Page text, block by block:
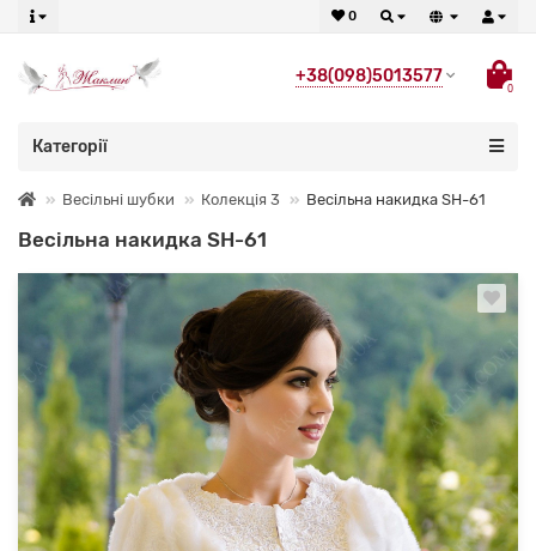
0
+38(098)5013577
0
Категорії
Весільні шубки Колекція 3 Весільна накидка SH-61
Весільна накидка SH-61